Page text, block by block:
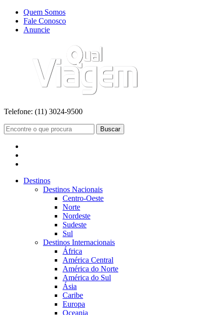
Quem Somos
Fale Conosco
Anuncie
Telefone: (11) 3024-9500
Buscar
Destinos
Destinos Nacionais
Centro-Oeste
Norte
Nordeste
Sudeste
Sul
Destinos Internacionais
África
América Central
América do Norte
América do Sul
Ásia
Caribe
Europa
Oceania